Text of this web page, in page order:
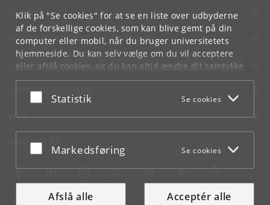
Klik på "Se cookies" for at se en liste over udbyderne
af de forskellige cookies, som kan blive gemt på din
computer eller mobil, når du bruger universitetets
hjemmeside. Du kan selv vælge om du vil acceptere
eller afslå cookies, og du kan altid ændre dit samtykke
underCookie- og privatlivspolitiksom du finder i
bunden af hver side.
Acceptér eller afslå
Statistik Se cookies
Acceptér eller afslå
Markedsføring Se cookies
Afslå alle Acceptér alle
SERVICES
FOR STUDERENDE OG ANSATTE
JOB OG KARRIERE
NØDSITUATIONER
WEB
MØD KU PÅ